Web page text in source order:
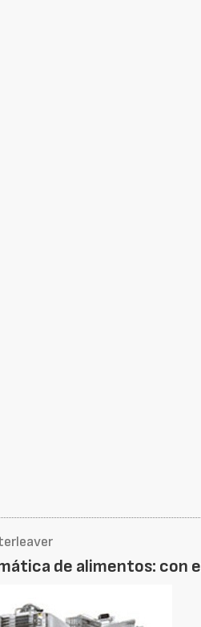
de alimentos: con